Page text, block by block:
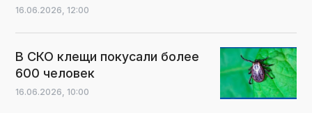
16.06.2026, 12:00
В СКО клещи покусали более
600 человек
16.06.2026, 10:00